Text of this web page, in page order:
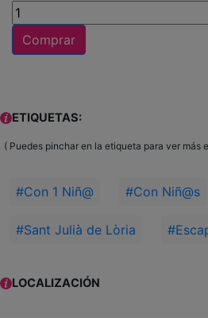
Comprar
ETIQUETAS:
( Puedes pinchar en la etiqueta para ver más
#Con 1 Niñ@ #Con Niñ@s
#Sant Julià de Lòria
LOCALIZACIÓN